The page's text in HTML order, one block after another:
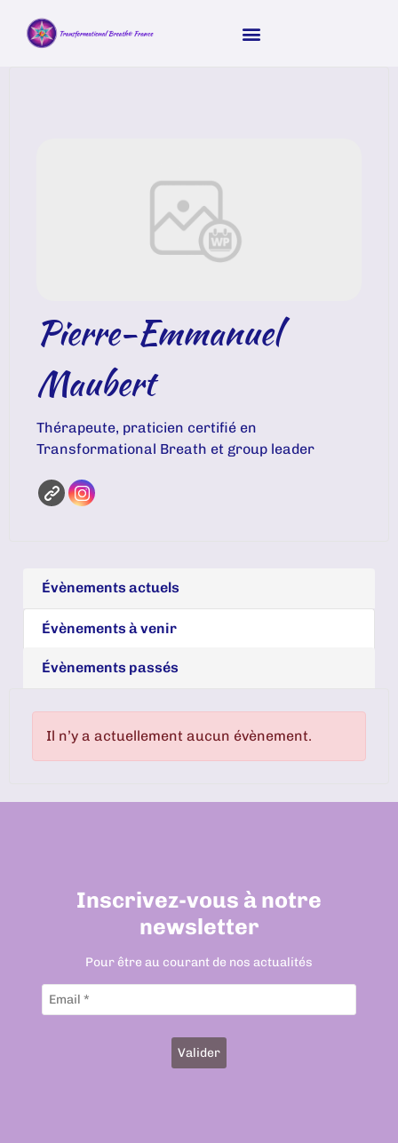
Pierre-Emmanuel
Maubert
Thérapeute, praticien certifié en
Transformational Breath et group leader
Évènements actuels
Évènements à venir
Évènements passés
Il n’y a actuellement aucun évènement.
Inscrivez-vous à notre
newsletter
Pour être au courant de nos actualités